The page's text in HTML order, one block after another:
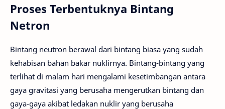
Proses Terbentuknya Bintang
Netron
Bintang neutron berawal dari bintang biasa yang sudah
kehabisan bahan bakar nuklirnya. Bintang-bintang yang
terlihat di malam hari mengalami kesetimbangan antara
gaya gravitasi yang berusaha mengerutkan bintang dan
gaya-gaya akibat ledakan nuklir yang berusaha